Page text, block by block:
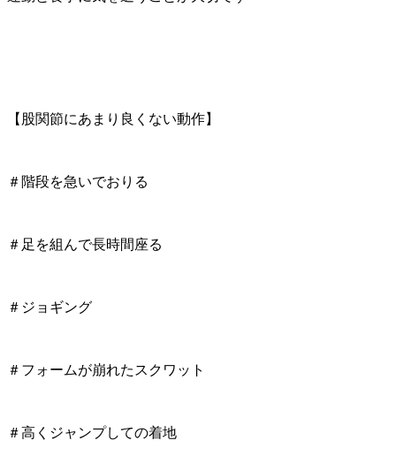
【股関節にあまり良くない動作】
＃階段を急いでおりる
＃足を組んで長時間座る
＃ジョギング
＃フォームが崩れたスクワット
＃高くジャンプしての着地